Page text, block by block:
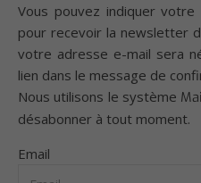
Vous pouvez indiquer
pour recevoir la newsletter
votre adresse e-mail sera
lien dans le message de
Nous utilisons le système
désabonner à tout moment.
Email